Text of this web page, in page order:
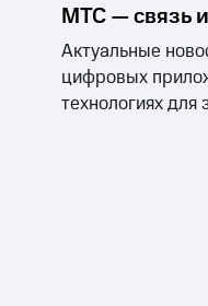
МТС — связь
Актуальные
цифровых
технологиях